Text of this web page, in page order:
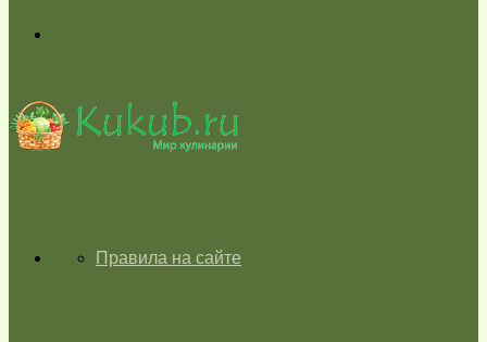
skin
ГЛАВНАЯПравила на сайте